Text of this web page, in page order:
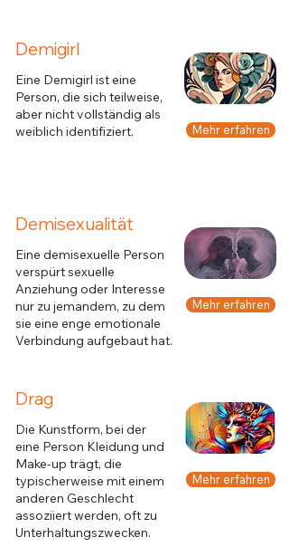
Demigirl
Eine Demigirl ist eine
Person, die sich teilweise,
aber nicht vollständig als
weiblich identifiziert.
Mehr erfahren
Demisexualität
Eine demisexuelle Person
verspürt sexuelle
Anziehung oder Interesse
nur zu jemandem, zu dem
sie eine enge emotionale
Verbindung aufgebaut hat.
Mehr erfahren
Drag
Die Kunstform, bei der
eine Person Kleidung und
Make-up trägt, die
typischerweise mit einem
anderen Geschlecht
assoziiert werden, oft zu
Unterhaltungszwecken.
Mehr erfahren